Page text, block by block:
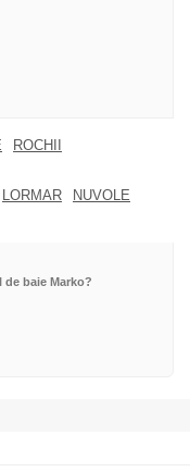
ROCHII
LORMAR
NUVOLE
baie Marko?